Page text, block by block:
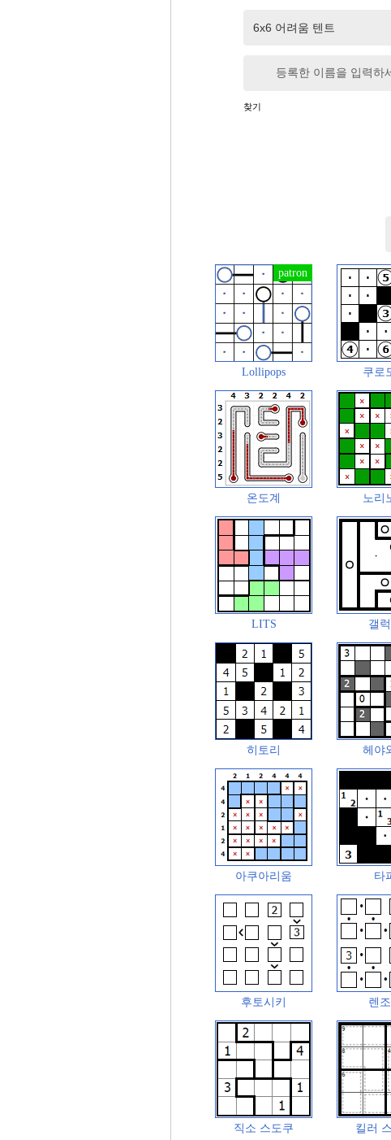
등록한 이름을 입력하
찾기
Lollipops 쿠로
온도계 노리
LITS 갤
히토리 헤야
아쿠아리움 타
후토시키 렌
직소 스도쿠 킬러